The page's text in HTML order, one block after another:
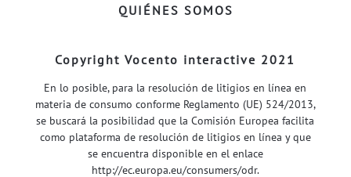
QUIÉNES SOMOS
Copyright Vocento interactive 2021
En lo posible, para la resolución de litigios en línea en
materia de consumo conforme Reglamento (UE) 524/2013,
se buscará la posibilidad que la Comisión Europea facilita
como plataforma de resolución de litigios en línea y que
se encuentra disponible en el enlace
http://ec.europa.eu/consumers/odr.